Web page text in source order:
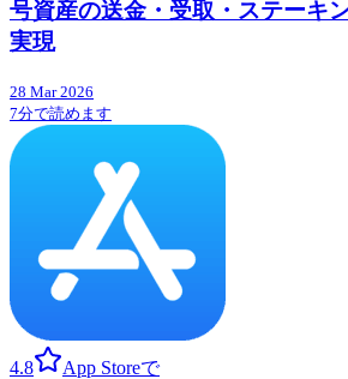
号資産の送金・受取・ステーキ
実現
28 Mar 2026
7分で読めます
4.8 App Storeで